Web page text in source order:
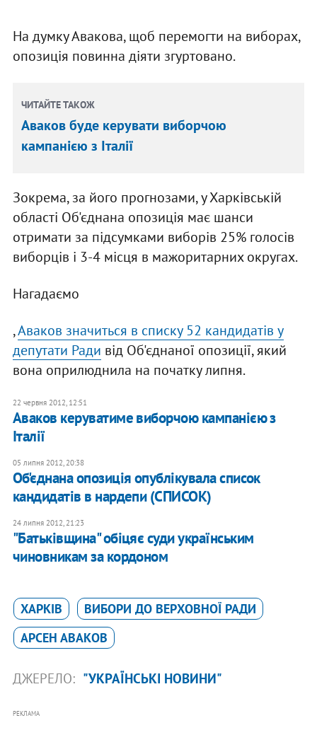
На думку Авакова, щоб перемогти на виборах,
опозиція повинна діяти згуртовано.
ЧИТАЙТЕ ТАКОЖ
Аваков буде керувати виборчою
кампанією з Італії
Зокрема, за його прогнозами, у Харківській
області Об'єднана опозиція має шанси
отримати за підсумками виборів 25% голосів
виборців і 3-4 місця в мажоритарних округах.
Нагадаємо
,Аваков значиться в списку 52 кандидатів у
депутати Ради від Об'єднаної опозиції, який
вона оприлюднила на початку липня.
22 червня 2012, 12:51
Аваков керуватиме виборчою кампанією з
Італії
05 липня 2012, 20:38
Об'єднана опозиція опублікувала список
кандидатів в нардепи (СПИСОК)
24 липня 2012, 21:23
"Батьківщина" обіцяє суди українським
чиновникам за кордоном
ХАРКІВ
ВИБОРИ ДО ВЕРХОВНОЇ РАДИ
АРСЕН АВАКОВ
ДЖЕРЕЛО: "УКРАЇНСЬКІ НОВИНИ"
РЕКЛАМА